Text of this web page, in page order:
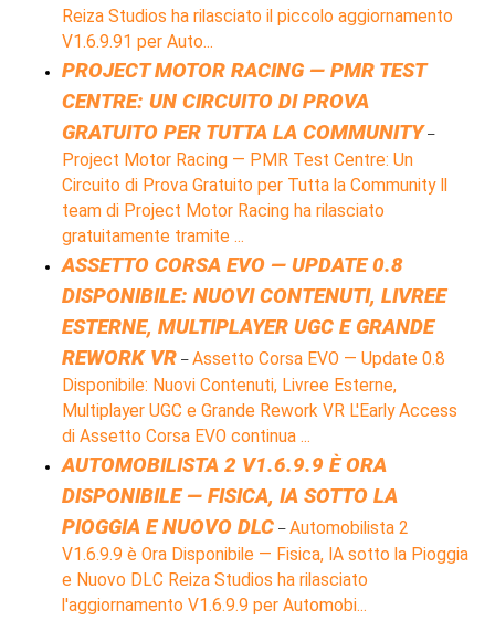
Reiza Studios ha rilasciato il piccolo aggiornamento
V1.6.9.91 per Auto...
PROJECT MOTOR RACING — PMR TEST
CENTRE: UN CIRCUITO DI PROVA
GRATUITO PER TUTTA LA COMMUNITY –
Project Motor Racing — PMR Test Centre: Un
Circuito di Prova Gratuito per Tutta la Community Il
team di Project Motor Racing ha rilasciato
gratuitamente tramite ...
ASSETTO CORSA EVO — UPDATE 0.8
DISPONIBILE: NUOVI CONTENUTI, LIVREE
ESTERNE, MULTIPLAYER UGC E GRANDE
REWORK VR – Assetto Corsa EVO — Update 0.8
Disponibile: Nuovi Contenuti, Livree Esterne,
Multiplayer UGC e Grande Rework VR L'Early Access
di Assetto Corsa EVO continua ...
AUTOMOBILISTA 2 V1.6.9.9 È ORA
DISPONIBILE — FISICA, IA SOTTO LA
PIOGGIA E NUOVO DLC – Automobilista 2
V1.6.9.9 è Ora Disponibile — Fisica, IA sotto la Pioggia
e Nuovo DLC Reiza Studios ha rilasciato
l'aggiornamento V1.6.9.9 per Automobi...